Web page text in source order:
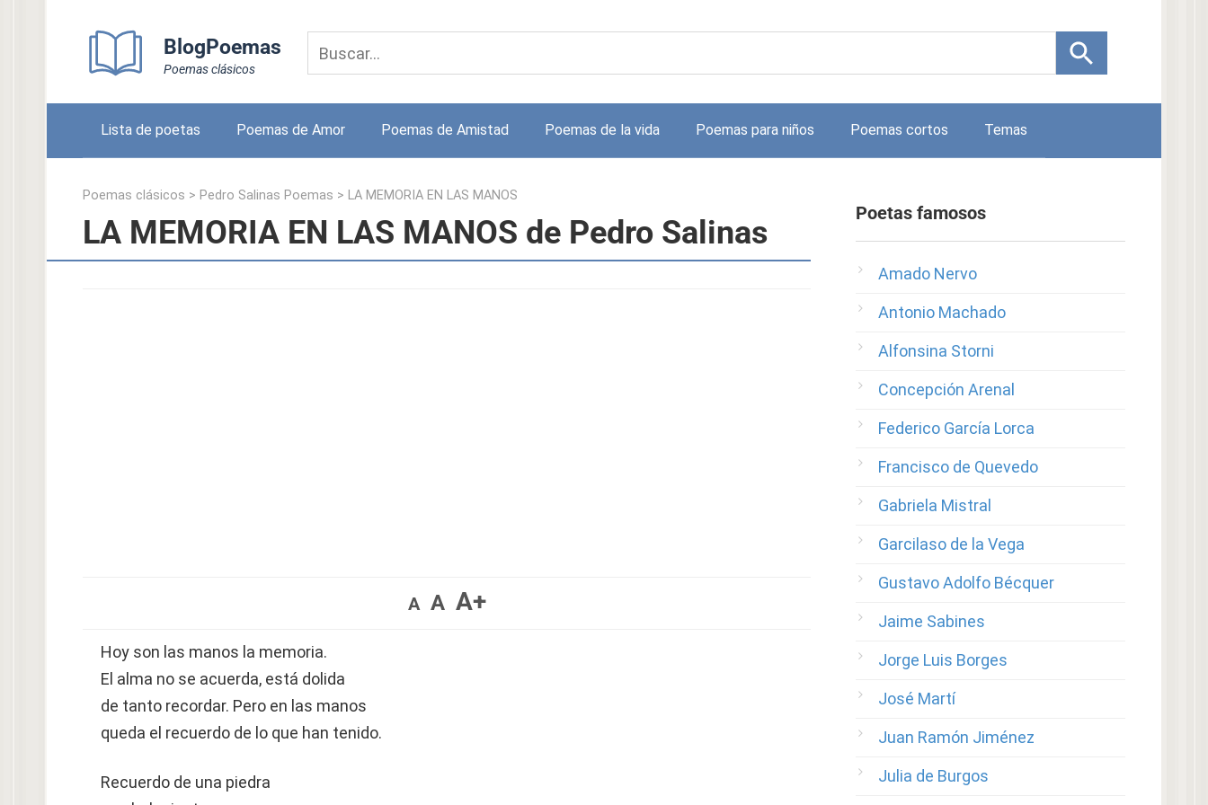
BlogPoemas
Poemas clásicos
Lista de poetas Poemas de Amor Poemas de Amistad Poemas de la vida Poemas para niños Poemas cortos Temas
Poemas clásicos > Pedro Salinas Poemas > LA MEMORIA EN LAS MANOS
LA MEMORIA EN LAS MANOS de Pedro Salinas
A A A+
Hoy son las manos la memoria.
El alma no se acuerda, está dolida
de tanto recordar. Pero en las manos
queda el recuerdo de lo que han tenido.
Recuerdo de una piedra
Poetas famosos
Amado Nervo
Antonio Machado
Alfonsina Storni
Concepción Arenal
Federico García Lorca
Francisco de Quevedo
Gabriela Mistral
Garcilaso de la Vega
Gustavo Adolfo Bécquer
Jaime Sabines
Jorge Luis Borges
José Martí
Juan Ramón Jiménez
Julia de Burgos